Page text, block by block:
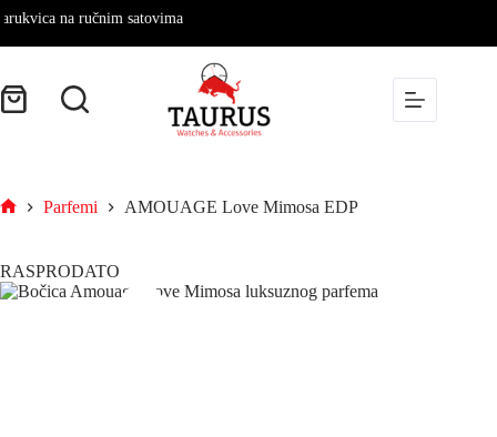
na ručnim satovima
Parfemi AMOUAGE Love Mimosa EDP
RASPRODATO